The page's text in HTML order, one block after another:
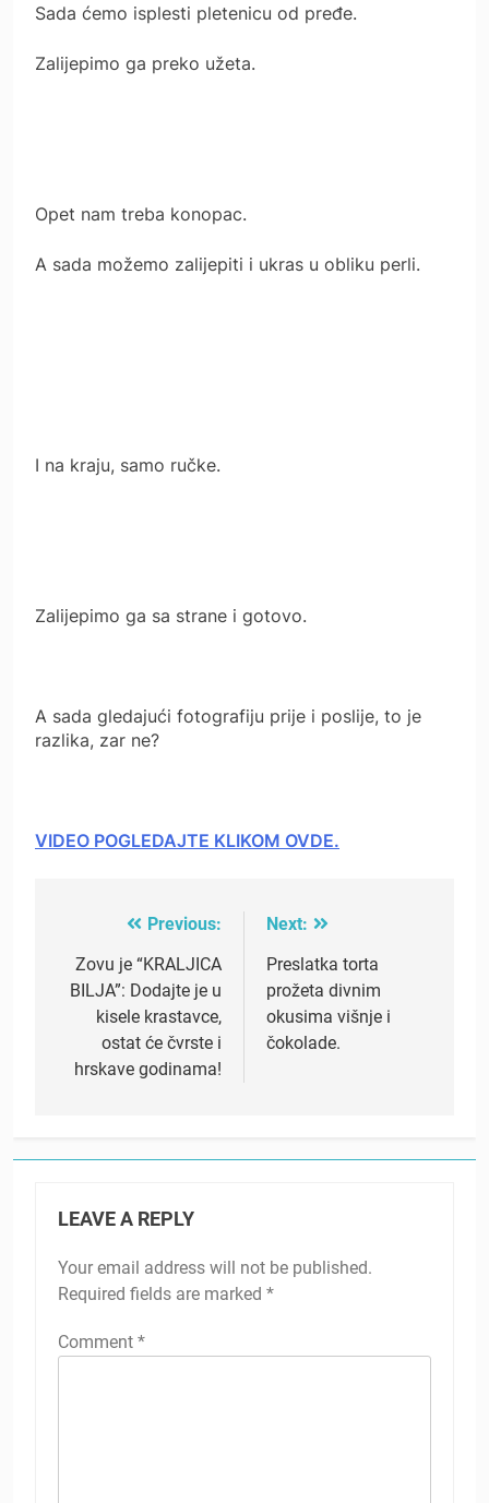
Sada ćemo isplesti pletenicu od pređe.
Zalijepimo ga preko užeta.
Opet nam treba konopac.
A sada možemo zalijepiti i ukras u obliku perli.
I na kraju, samo ručke.
Zalijepimo ga sa strane i gotovo.
A sada gledajući fotografiju prije i poslije, to je
razlika, zar ne?
VIDEO POGLEDAJTE KLIKOM OVDE.
navigation
Previous:
Zovu je “KRALJICA
BILJA”: Dodajte je u
kisele krastavce,
ostat će čvrste i
hrskave godinama!
Next:
Preslatka torta
prožeta divnim
okusima višnje i
čokolade.
LEAVE A REPLY
Your email address will not be published.
Required fields are marked *
Comment *